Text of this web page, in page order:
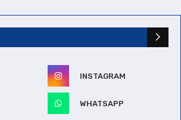
INSTAGRAM
WHATSAPP